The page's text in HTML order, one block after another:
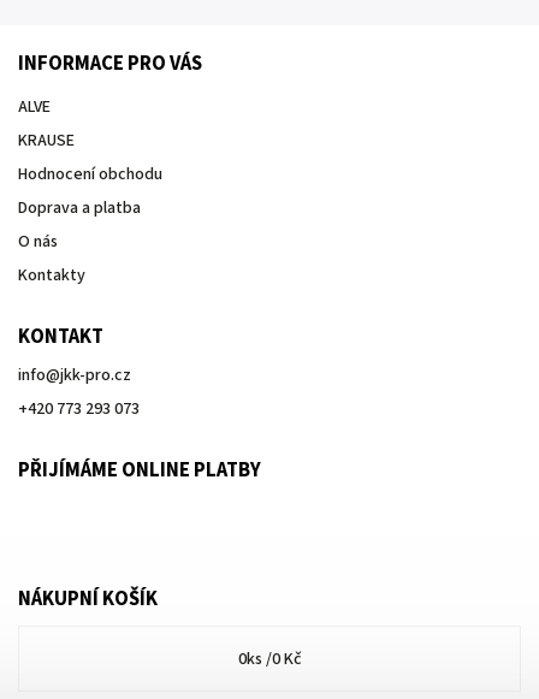
INFORMACE PRO VÁS
ALVE
KRAUSE
Hodnocení obchodu
Doprava a platba
O nás
Kontakty
KONTAKT
info@jkk-pro.cz
+420 773 293 073
PŘIJÍMÁME ONLINE PLATBY
NÁKUPNÍ KOŠÍK
0ks /0 Kč